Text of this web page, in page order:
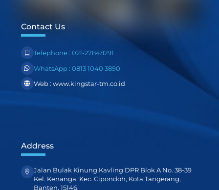
Contact Us
Telephone : 021-27848291
WhatsApp : 0813 1040 3890
Web : www.kingstar-tm.co.id
Address
Jalan Bulak Kinung Kavling DPR Blok A No. 38-39
Kel. Kenanga, Kec. Cipondoh, Kota Tangerang,
Banten, 15146